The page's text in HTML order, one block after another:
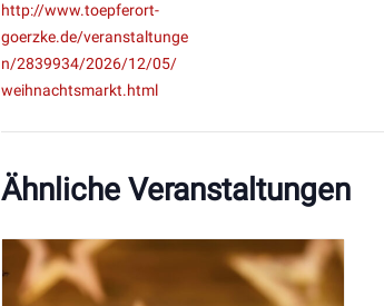
http://www.toepferort-
goerzke.de/veranstaltunge
n/2839934/2026/12/05/
weihnachtsmarkt.html
Ähnliche Veranstaltungen